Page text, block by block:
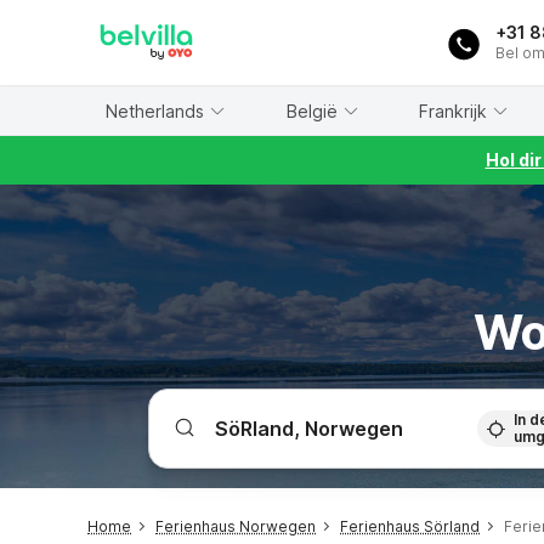
+31
Bel
Netherlands België Frankrijk
Hol
In
Home Ferienhaus Norwegen Ferienhaus Sörland